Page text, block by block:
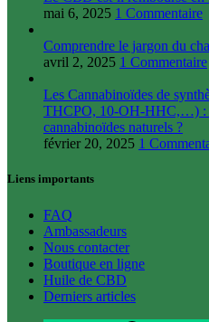
mai 6, 2025 1 Commentaire
Comprendre le jargon du
avril 2, 2025 1 Commentaire
Les Cannabinoïdes de
THCPO, 10-OH-HHC,…) :
cannabinoïdes naturels ?
février 20, 2025 1
Liens importants
FAQ
Ambassadeurs
Nous contacter
Boutique en ligne
Huile de CBD
Derniers articles